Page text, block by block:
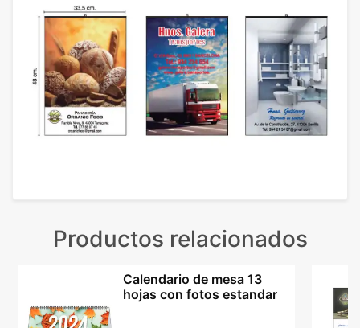
Productos relacionados
Calendario de mesa 13
hojas con fotos estandar